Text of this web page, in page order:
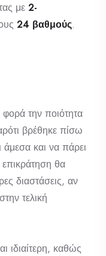
με 2-
24 βαθμούς.
την ποιότητα
βρέθηκε πίσω
και να πάρει
θα
διαστάσεις, αν
τελική
ιδιαίτερη, καθώς